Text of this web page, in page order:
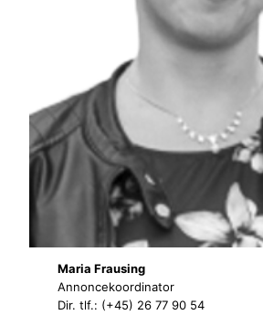
Maria Frausing
Annoncekoordinator
Dir. tlf.: (+45) 26 77 90 54